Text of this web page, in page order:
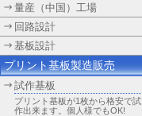
量産（中国）工場
回路設計
基板設計
プリント基板製造販売
試作基板
プリント基板が1枚から格安で試
作出来ます。個人様でもOK!